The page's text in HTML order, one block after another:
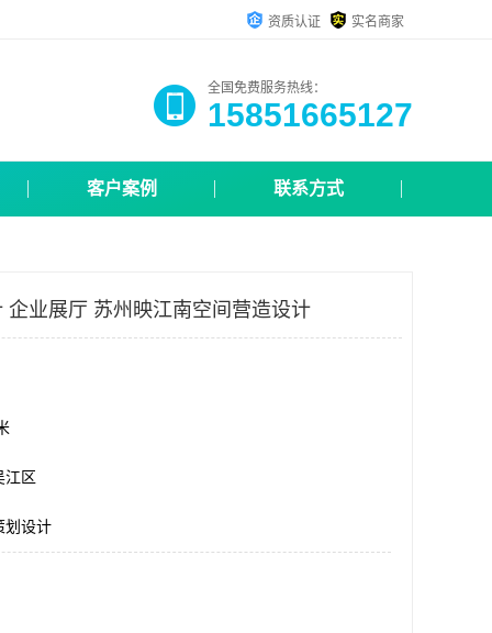
资质认证 实名商家
全国免费服务热线：
15851665127
客户案例 联系方式
企业展厅 苏州映江南空间营造设计
江区
划设计